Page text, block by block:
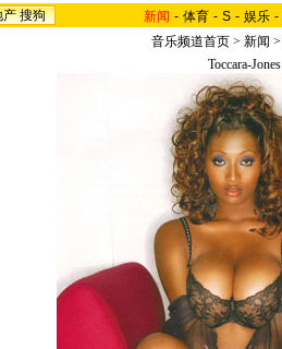
产 搜狗 新闻 - 体育 - S - 娱乐 -
音乐频道首页 > 新闻 >
Toccara-Jones